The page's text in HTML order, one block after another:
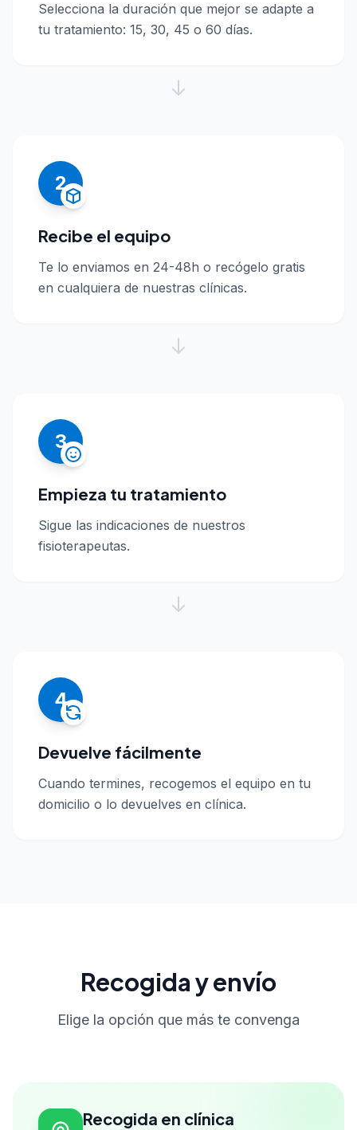
Selecciona la duración que mejor se adapte a
tu tratamiento: 15, 30, 45 o 60 días.
2
Recibe el equipo
Te lo enviamos en 24-48h o recógelo gratis
en cualquiera de nuestras clínicas.
3
Empieza tu tratamiento
Sigue las indicaciones de nuestros
fisioterapeutas.
4
Devuelve fácilmente
Cuando termines, recogemos el equipo en tu
domicilio o lo devuelves en clínica.
Recogida y envío
Elige la opción que más te convenga
Recogida en clínica